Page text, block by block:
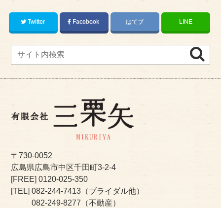
Twitter Facebook はてブ LINE
〒730-0052
広島県広島市中区千田町3-2-4
[FREE]0120-025-350
[TEL] 082-244-7413 （ブライダル他）
082-249-8277 （不動産）